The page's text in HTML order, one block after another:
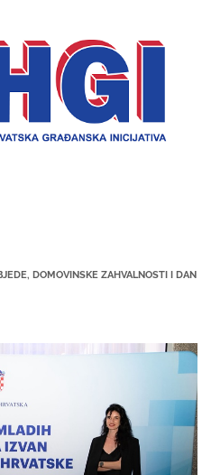
DOMOVINSKE ZAHVALNOSTI I DAN